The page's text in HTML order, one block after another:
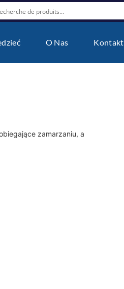
O Nas Kontakt
zamarzaniu, a